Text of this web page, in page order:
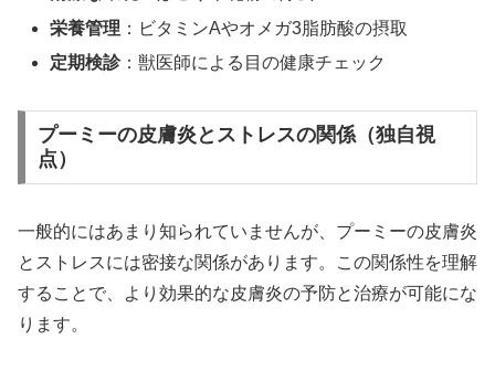
栄養管理 ：ビタミンAやオメガ3脂肪酸の摂取
定期検診：獣医師による目の健康チェック
プーミーの皮膚炎とストレスの関係（独自視
点）
一般的にはあまり知られていませんが、プーミーの皮膚炎
とストレスには密接な関係があります。この関係性を理解
することで、より効果的な皮膚炎の予防と治療が可能にな
ります。